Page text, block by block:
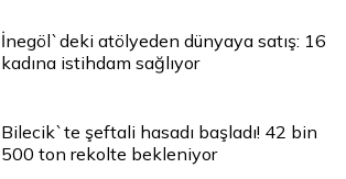
İnegöl`deki atölyeden dünyaya satış: 16
kadına istihdam sağlıyor
Bilecik`te şeftali hasadı başladı! 42 bin
500 ton rekolte bekleniyor